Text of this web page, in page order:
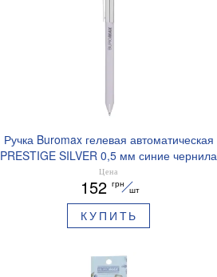
Ручка Buromax гелевая автоматическая
PRESTIGE SILVER 0,5 мм синие чернила
BM.83102
Цена
152 грн
шт
КУПИТЬ